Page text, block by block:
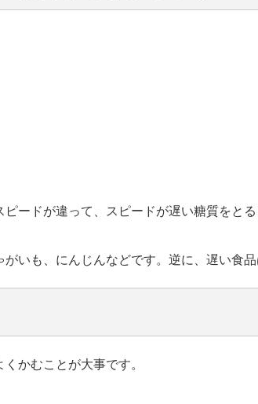
ードが違って、スピードが遅い糖質をと
いも、にんじんなどです。逆に、遅い食品
かむことが大事です。